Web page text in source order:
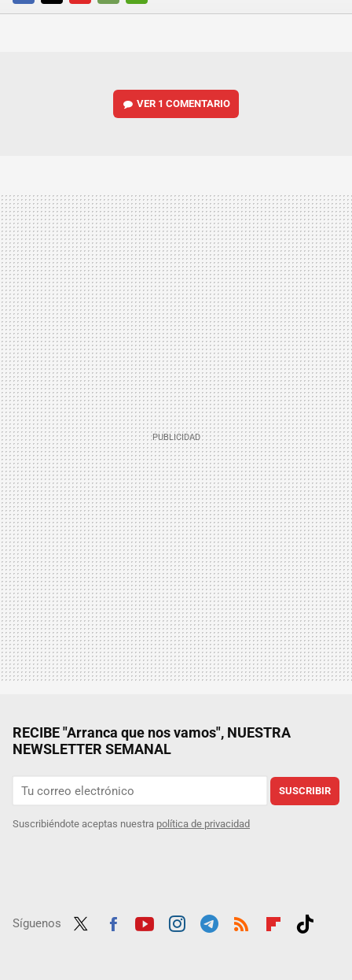
FACEBOOKTWITTERFLIPBOARD
E-
WHATSAPP
VER 1 COMENTARIO
RECIBE "Arranca que nos vamos", NUESTRA
NEWSLETTER SEMANAL
SUSCRIBIR
Suscribiéndote aceptas nuestra política de privacidad
Síguenos